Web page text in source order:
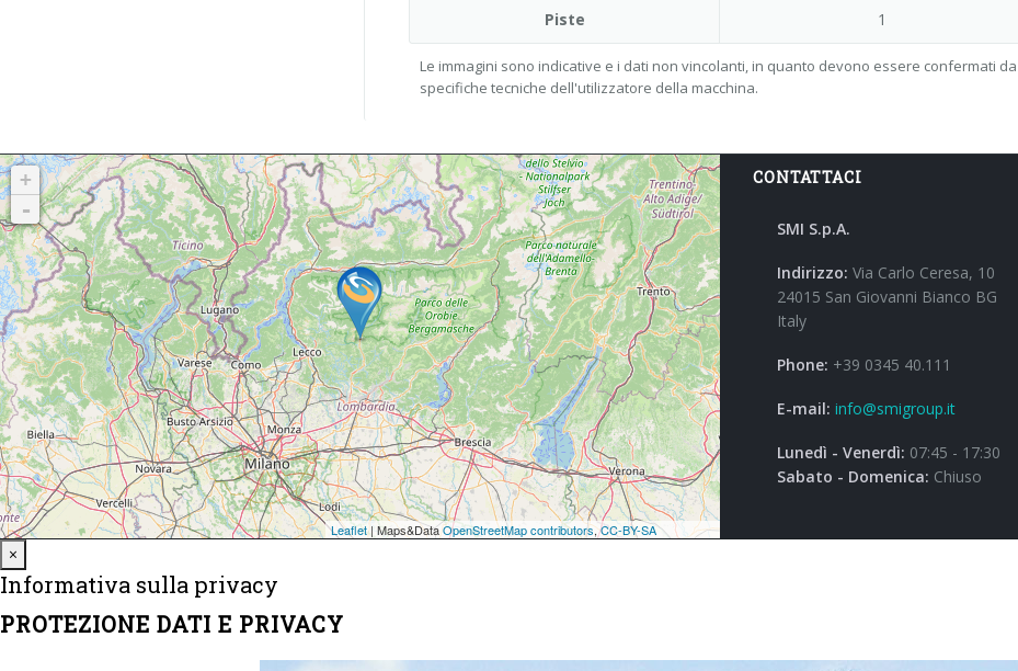
Piste 1
Le immagini sono indicative e i dati non vincolanti, in quanto devono essere confermati
specifiche tecniche dell'utilizzatore della macchina.
CONTATTACI
SMI S.p.A.
Indirizzo: Via Carlo Ceresa, 10
24015 San Giovanni Bianco BG
Italy
Phone: +39 0345 40.111
E-mail: info@smigroup.it
Lunedì - Venerdì: 07:45 - 17:30
Sabato - Domenica: Chiuso
×
Informativa sulla privacy
PROTEZIONE DATI E PRIVACY